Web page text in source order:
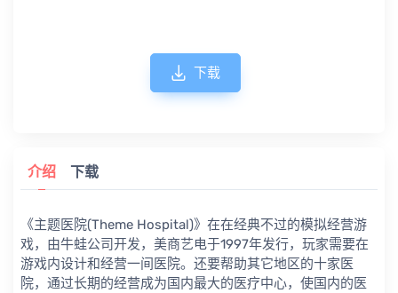
下载
介绍 下载
《主题医院(Theme Hospital)》在在经典不过的模拟经营游
戏，由牛蛙公司开发，美商艺电于1997年发行，玩家需要在
游戏内设计和经营一间医院。还要帮助其它地区的十家医
院，通过长期的经营成为国内最大的医疗中心，使国内的医